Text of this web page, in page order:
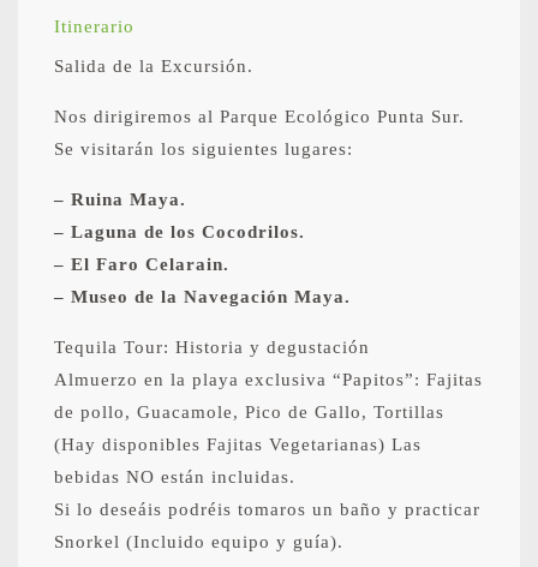
Itinerario
Salida de la Excursión.
Nos dirigiremos al Parque Ecológico Punta Sur.
Se visitarán los siguientes lugares:
– Ruina Maya.
– Laguna de los Cocodrilos.
– El Faro Celarain.
– Museo de la Navegación Maya.
Tequila Tour: Historia y degustación
Almuerzo en la playa exclusiva “Papitos”: Fajitas
de pollo, Guacamole, Pico de Gallo, Tortillas
(Hay disponibles Fajitas Vegetarianas) Las
bebidas NO están incluidas.
Si lo deseáis podréis tomaros un baño y practicar
Snorkel (Incluido equipo y guía).